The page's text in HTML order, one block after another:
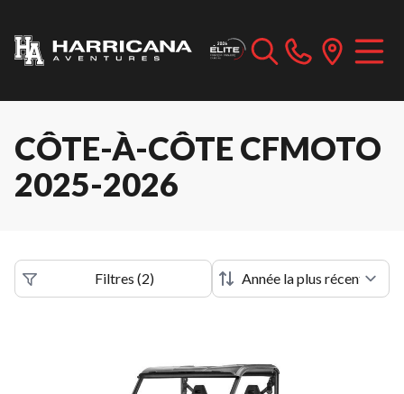
CÔTE-À-CÔTE CFMOTO
2025-2026
Filtres (2)